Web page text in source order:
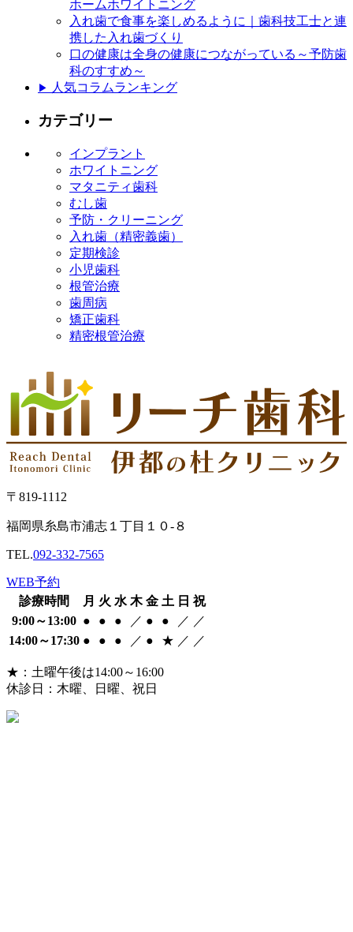
ホームホワイトニング
入れ歯で食事を楽しめるように｜歯科技工士と連
携した入れ歯づくり
口の健康は全身の健康につながっている～予防歯
科のすすめ～
▶ 人気コラムランキング
カテゴリー
インプラント
ホワイトニング
マタニティ歯科
むし歯
予防・クリーニング
入れ歯（精密義歯）
定期検診
小児歯科
根管治療
歯周病
矯正歯科
精密根管治療
〒819-1112
福岡県糸島市浦志１丁目１０-８
TEL.092-332-7565
WEB予約
診療時間
月 火 水 木 金 土 日 祝
9:00～13:00 ● ● ● ／ ● ● ／ ／
14:00～17:30 ● ● ● ／ ● ★ ／ ／
★：土曜午後は14:00～16:00
休診日：木曜、日曜、祝日